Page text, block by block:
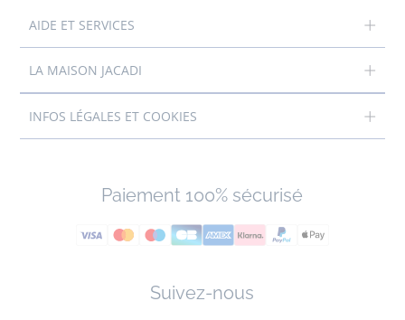
AIDE ET SERVICES
LA MAISON JACADI
INFOS LÉGALES ET COOKIES
Paiement 100% sécurisé
Suivez-nous